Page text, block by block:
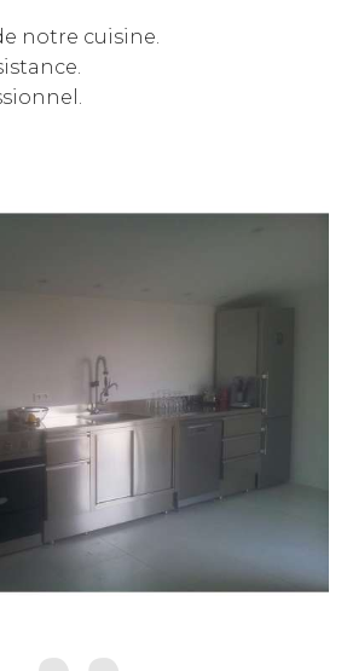
notre cuisine.